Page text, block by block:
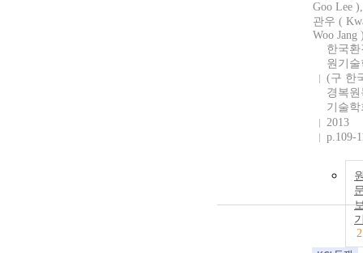
Goo Lee
관우 (
Woo Jang
한국
원기
(구 한
경복
기술
2013
p.109-
2